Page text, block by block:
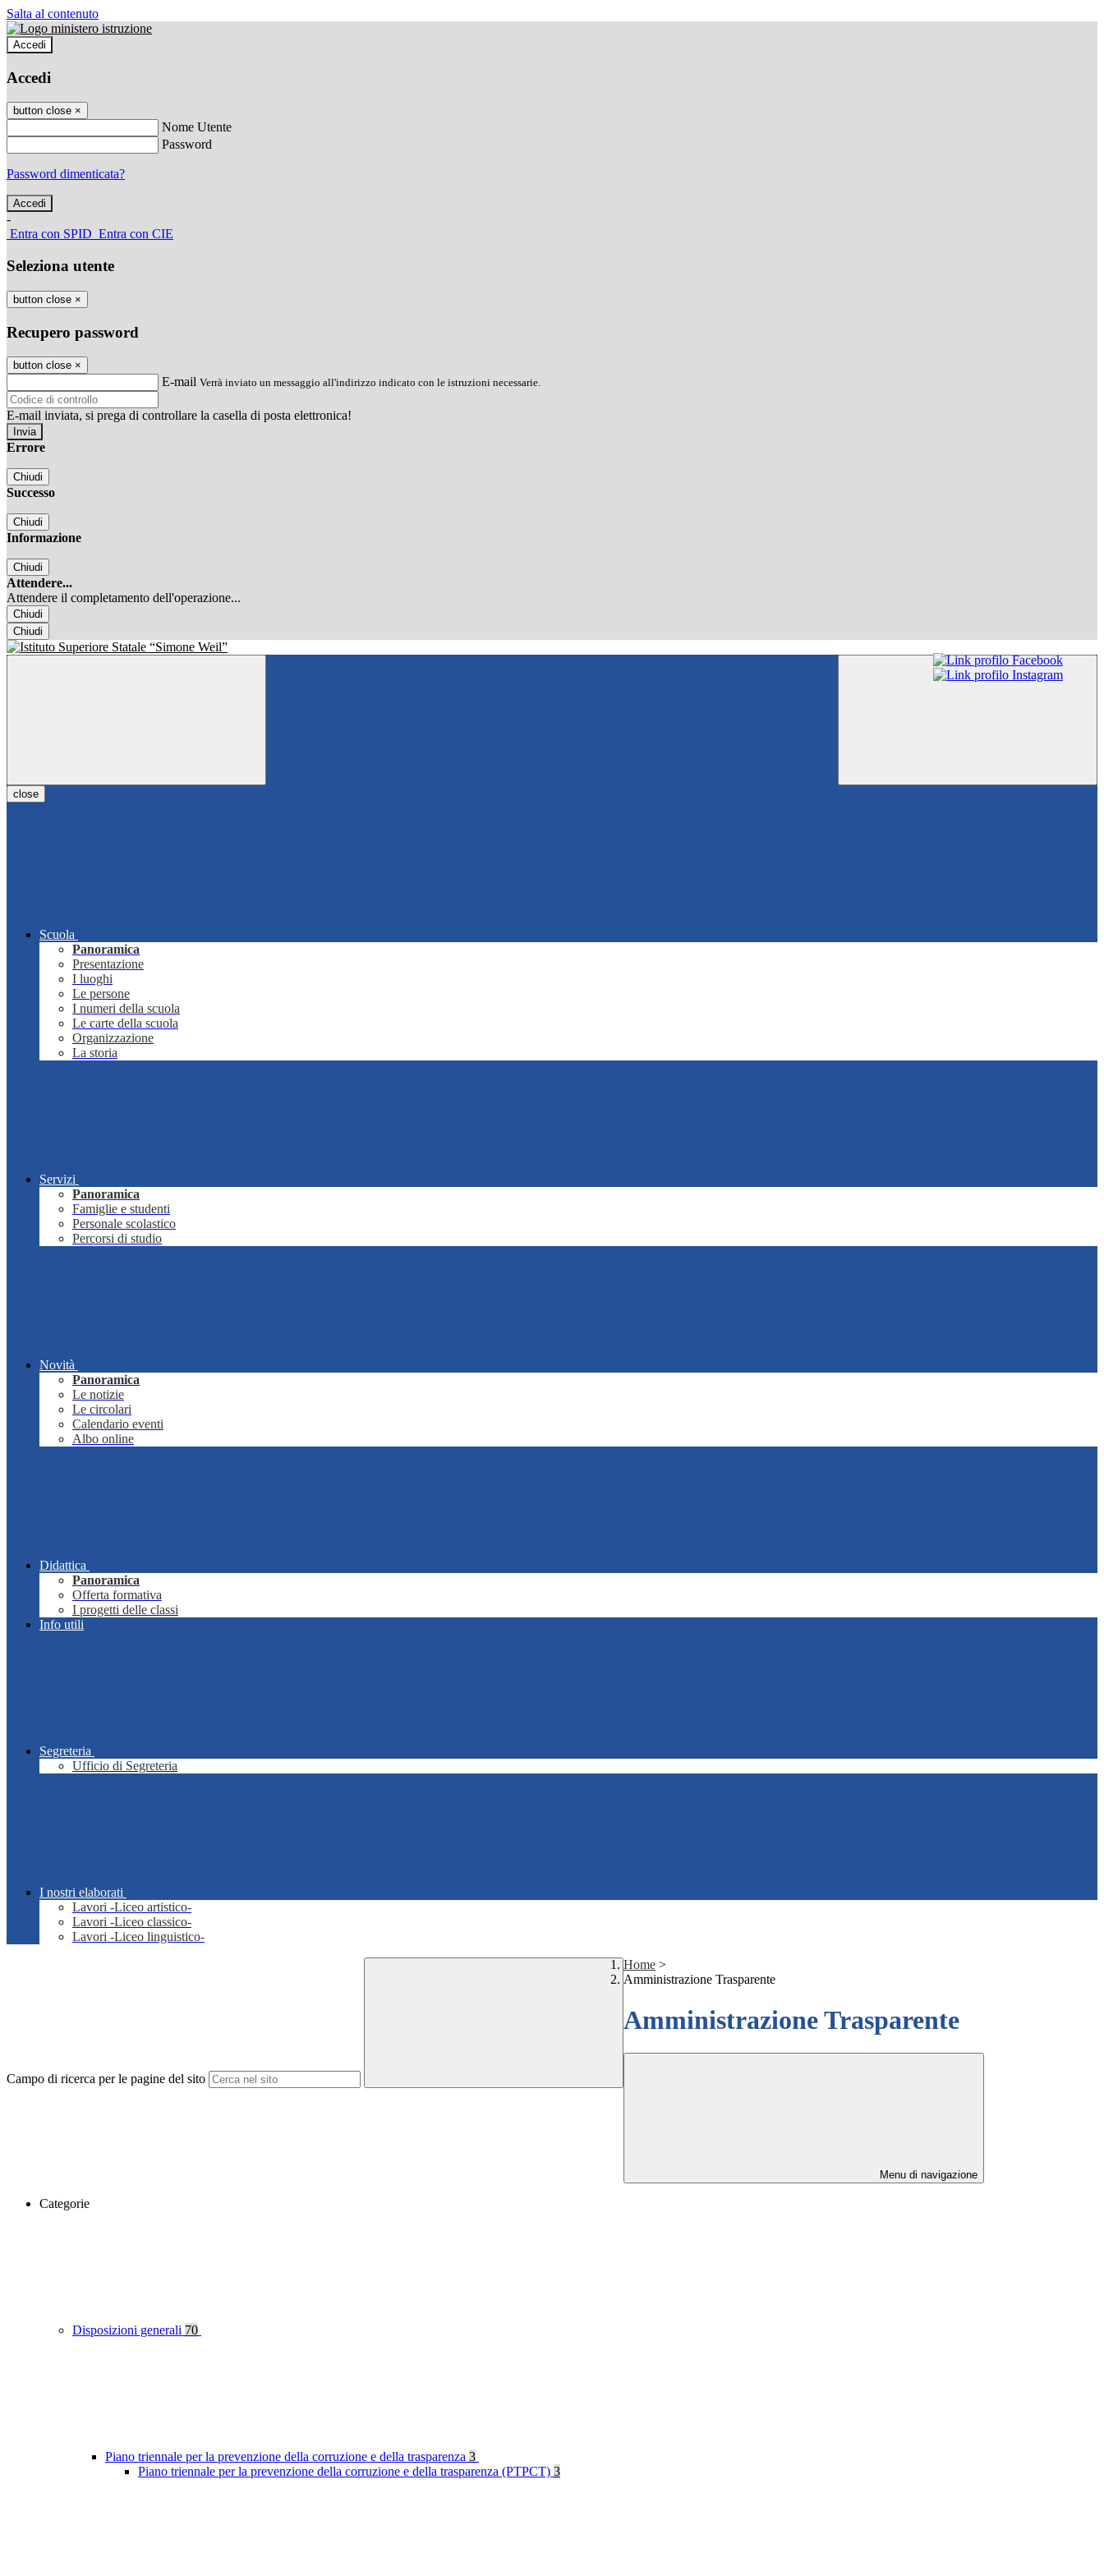
Salta al contenuto
Accedi
Accedi
button close ×
Nome Utente
Password
Password dimenticata?
-
Entra con SPID Entra con CIE
Seleziona utente
button close ×
Recupero password
button close ×
E-mail Verrà inviato un messaggio all'indirizzo indicato con le istruzioni necessarie.
E-mail inviata, si prega di controllare la casella di posta elettronica!
Errore
Chiudi
Successo
Chiudi
Informazione
Chiudi
Attendere...
Attendere il completamento dell'operazione...
Chiudi
Chiudi
close
Scuola
Panoramica
Presentazione
I luoghi
Le persone
I numeri della scuola
Le carte della scuola
Organizzazione
La storia
Servizi
Panoramica
Famiglie e studenti
Personale scolastico
Percorsi di studio
Novità
Panoramica
Le notizie
Le circolari
Calendario eventi
Albo online
Didattica
Panoramica
Offerta formativa
I progetti delle classi
Info utili
Segreteria
Ufficio di Segreteria
I nostri elaborati
Lavori -Liceo artistico-
Lavori -Liceo classico-
Lavori -Liceo linguistico-
Campo di ricerca per le pagine del sito
Home >
Amministrazione Trasparente
Amministrazione Trasparente
Menu di navigazione
Categorie
Disposizioni generali 70
Piano triennale per la prevenzione della corruzione e della trasparenza 3
Piano triennale per la prevenzione della corruzione e della trasparenza (PTPCT) 3